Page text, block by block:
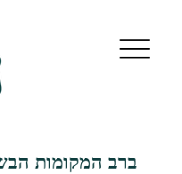
ברב המקומות